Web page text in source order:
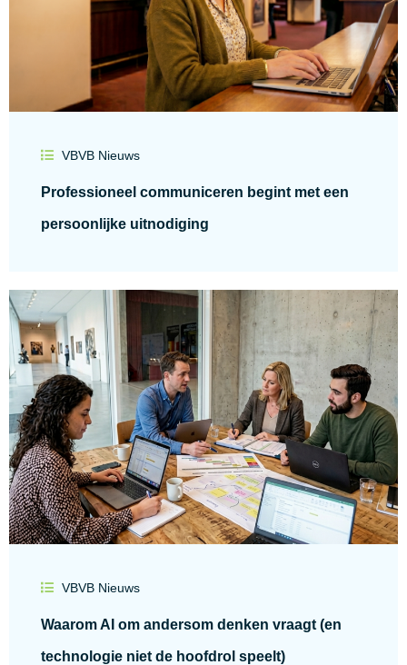
VBVB Nieuws
Professioneel communiceren begint met een
persoonlijke uitnodiging
VBVB Nieuws
Waarom AI om andersom denken vraagt (en
technologie niet de hoofdrol speelt)